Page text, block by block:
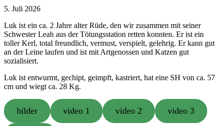
5. Juli 2026
Luk ist ein ca. 2 Jahre alter Rüde, den wir zusammen mit seiner
Schwester Leah aus der Tötungsstation retten konnten. Er ist ein
toller Kerl, total freundlich, vermust, verspielt, gelehrig. Er kann gut
an der Leine laufen und ist mit Artgenossen und Katzen gut
sozialisiert.
Luk ist entwurmt, gechipt, geimpft, kastriert, hat eine SH von ca. 57
cm und wiegt ca. 28 Kg.
bilder video 1 video 2 video 3